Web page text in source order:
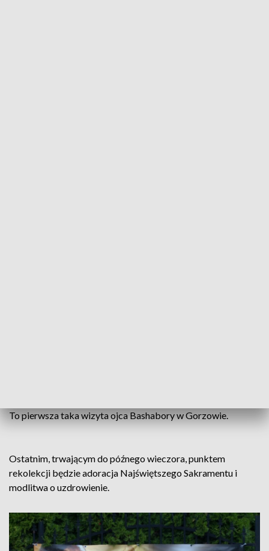
To pierwsza taka wizyta ojca Bashabory w Gorzowie.
Ostatnim, trwającym do późnego wieczora, punktem
rekolekcji będzie adoracja Najświętszego Sakramentu i
modlitwa o uzdrowienie.